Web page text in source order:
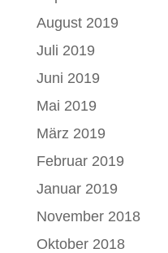
August 2019
Juli 2019
Juni 2019
Mai 2019
März 2019
Februar 2019
Januar 2019
November 2018
Oktober 2018